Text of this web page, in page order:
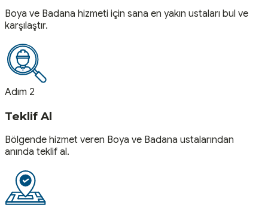
Boya ve Badana hizmeti için sana en yakın ustaları bul ve
karşılaştır.
Adım 2
Teklif Al
Bölgende hizmet veren Boya ve Badana ustalarından
anında teklif al.